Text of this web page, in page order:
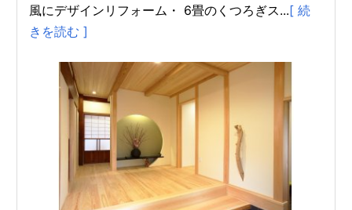
風にデザインリフォーム・ 6畳のくつろぎス...[ 続
きを読む ]